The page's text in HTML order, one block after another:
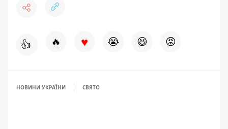
👍 🔥 ♥ 😭 😆 😡
НОВИНИ УКРАЇНИ СВЯТО